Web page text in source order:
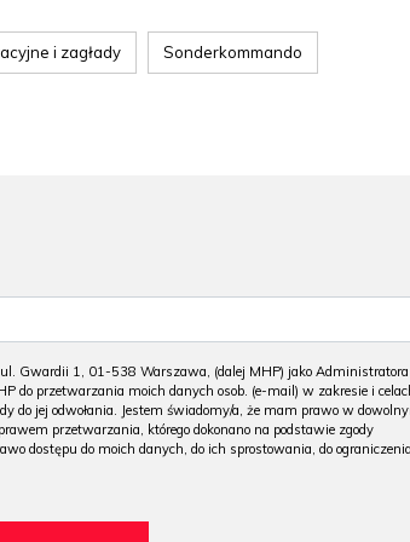
i zagłady Sonderkommando
Gwardii 1, 01-538 Warszawa, (dalej MHP) jako Administratora
do przetwarzania moich danych osob. (e-mail) w zakresie i
do jej odwołania. Jestem świadomy/a, że mam prawo w
przetwarzania, którego dokonano na podstawie zgody
dostępu do moich danych, do ich sprostowania, do ograniczenia